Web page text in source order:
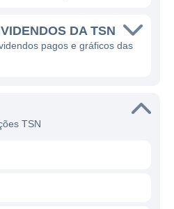
DA TSN
pagos e gráficos das
TSN